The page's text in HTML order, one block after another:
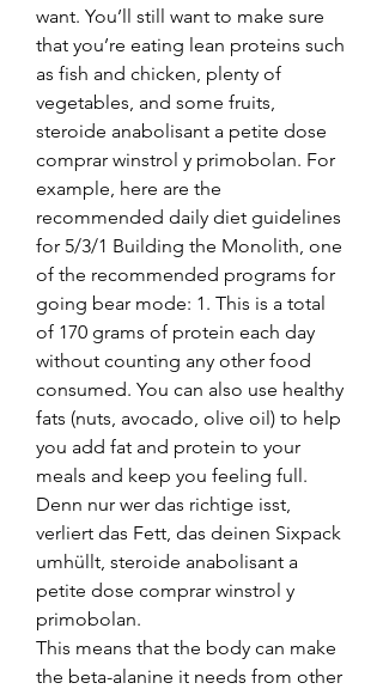
want. You’ll still want to make sure
that you’re eating lean proteins such
as fish and chicken, plenty of
vegetables, and some fruits,
steroide anabolisant a petite dose
comprar winstrol y primobolan. For
example, here are the
recommended daily diet guidelines
for 5/3/1 Building the Monolith, one
of the recommended programs for
going bear mode: 1. This is a total
of 170 grams of protein each day
without counting any other food
consumed. You can also use healthy
fats (nuts, avocado, olive oil) to help
you add fat and protein to your
meals and keep you feeling full.
Denn nur wer das richtige isst,
verliert das Fett, das deinen Sixpack
umhüllt, steroide anabolisant a
petite dose comprar winstrol y
primobolan.
This means that the body can make
the beta-alanine it needs from other